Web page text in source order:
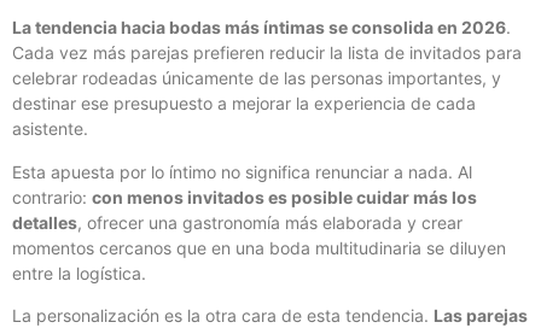
La tendencia hacia bodas más íntimas se consolida en 2026.
Cada vez más parejas prefieren reducir la lista de invitados para
celebrar rodeadas únicamente de las personas importantes, y
destinar ese presupuesto a mejorar la experiencia de cada
asistente.
Esta apuesta por lo íntimo no significa renunciar a nada. Al
contrario: con menos invitados es posible cuidar más los
detalles, ofrecer una gastronomía más elaborada y crear
momentos cercanos que en una boda multitudinaria se diluyen
entre la logística.
La personalización es la otra cara de esta tendencia. Las parejas